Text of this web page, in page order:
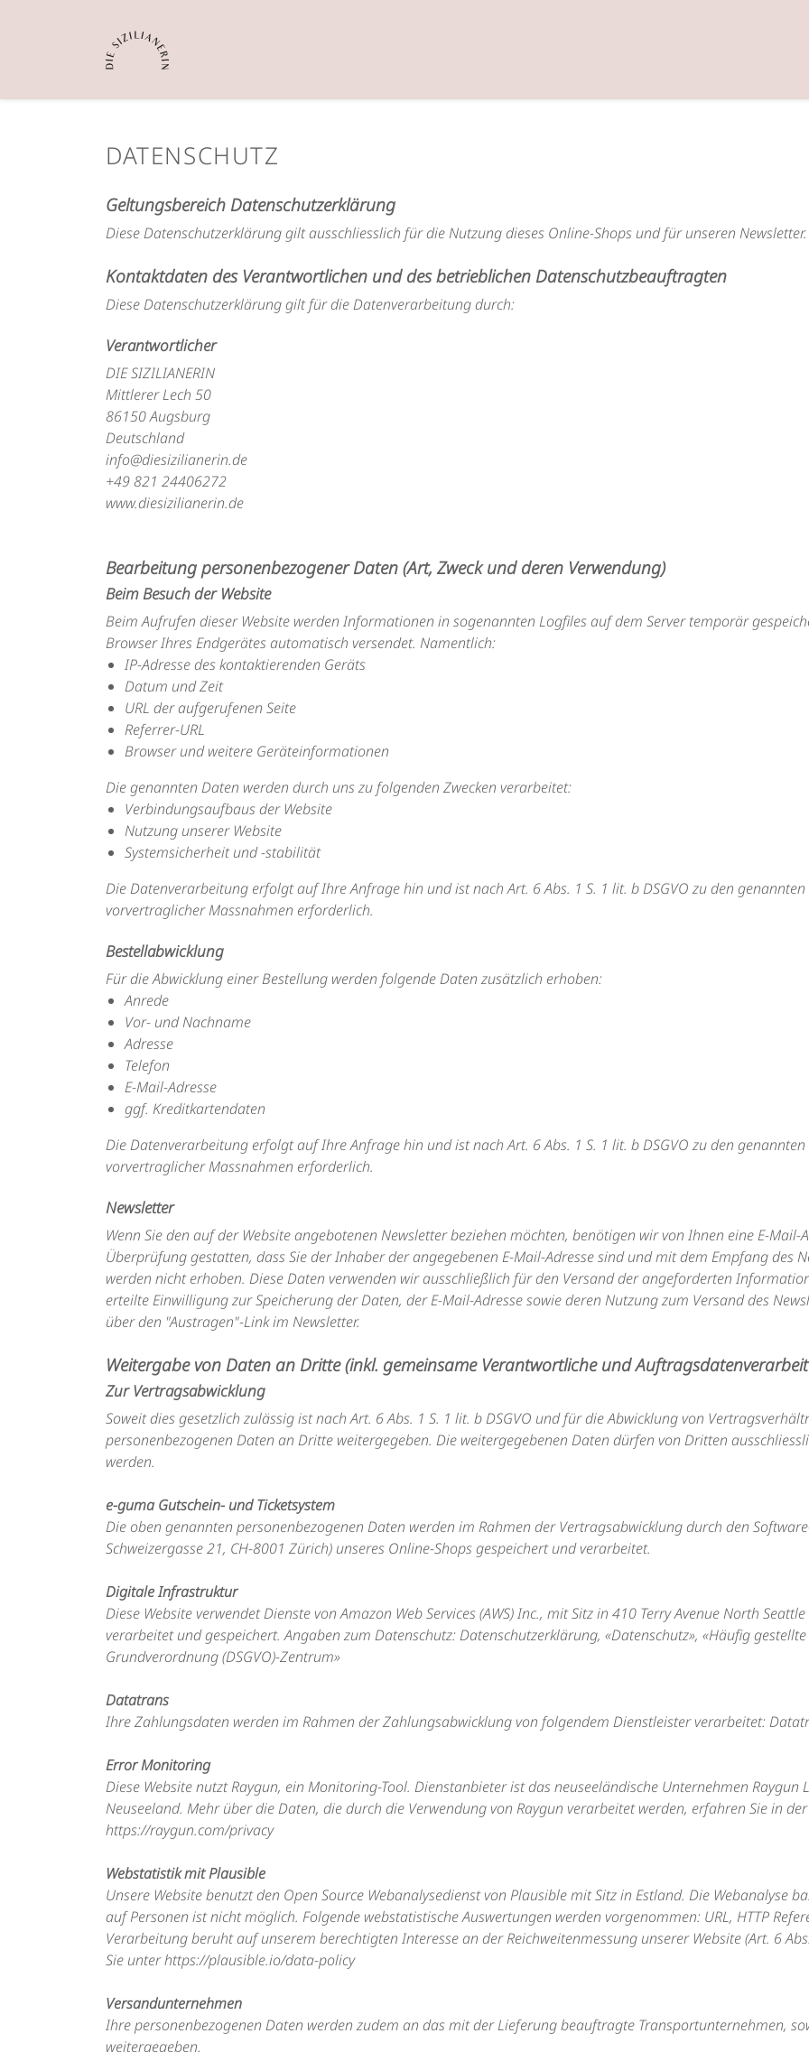
DATENSCHUTZ
Geltungsbereich Datenschutzerklärung
Diese Datenschutzerklärung gilt ausschliesslich für die Nutzung dieses Online-Shops und für unseren Newsletter.
Kontaktdaten des Verantwortlichen und des betrieblichen Datenschutzbeauftragten
Diese Datenschutzerklärung gilt für die Datenverarbeitung durch:
Verantwortlicher
DIE SIZILIANERIN
Mittlerer Lech 50
86150 Augsburg
Deutschland
info@diesizilianerin.de
+49 821 24406272
www.diesizilianerin.de
Bearbeitung personenbezogener Daten (Art, Zweck und deren Verwendung)
Beim Besuch der Website
Beim Aufrufen dieser Website werden Informationen in sogenannten Logfiles auf dem Server temporär
Browser Ihres Endgerätes automatisch versendet. Namentlich:
IP-Adresse des kontaktierenden Geräts
Datum und Zeit
URL der aufgerufenen Seite
Referrer-URL
Browser und weitere Geräteinformationen
Die genannten Daten werden durch uns zu folgenden Zwecken verarbeitet:
Verbindungsaufbaus der Website
Nutzung unserer Website
Systemsicherheit und -stabilität
Die Datenverarbeitung erfolgt auf Ihre Anfrage hin und ist nach Art. 6 Abs. 1 S. 1 lit. b DSGVO zu den
vorvertraglicher Massnahmen erforderlich.
Bestellabwicklung
Für die Abwicklung einer Bestellung werden folgende Daten zusätzlich erhoben:
Anrede
Vor- und Nachname
Adresse
Telefon
E-Mail-Adresse
ggf. Kreditkartendaten
Die Datenverarbeitung erfolgt auf Ihre Anfrage hin und ist nach Art. 6 Abs. 1 S. 1 lit. b DSGVO zu den
vorvertraglicher Massnahmen erforderlich.
Newsletter
Wenn Sie den auf der Website angebotenen Newsletter beziehen möchten, benötigen wir von Ihnen eine E-
Überprüfung gestatten, dass Sie der Inhaber der angegebenen E-Mail-Adresse sind und mit dem Empfang des
werden nicht erhoben. Diese Daten verwenden wir ausschließlich für den Versand der angeforderten
erteilte Einwilligung zur Speicherung der Daten, der E-Mail-Adresse sowie deren Nutzung zum Versand des
über den "Austragen"-Link im Newsletter.
Weitergabe von Daten an Dritte (inkl. gemeinsame Verantwortliche und
Zur Vertragsabwicklung
Soweit dies gesetzlich zulässig ist nach Art. 6 Abs. 1 S. 1 lit. b DSGVO und für die Abwicklung von
personenbezogenen Daten an Dritte weitergegeben. Die weitergegebenen Daten dürfen von Dritten
werden.
e-guma Gutschein- und Ticketsystem
Die oben genannten personenbezogenen Daten werden im Rahmen der Vertragsabwicklung durch den
Schweizergasse 21, CH-8001 Zürich) unseres Online-Shops gespeichert und verarbeitet.
Digitale Infrastruktur
Diese Website verwendet Dienste von Amazon Web Services (AWS) Inc., mit Sitz in 410 Terry Avenue North
verarbeitet und gespeichert. Angaben zum Datenschutz: Datenschutzerklärung, «Datenschutz», «Häufig
Grundverordnung (DSGVO)-Zentrum»
Datatrans
Ihre Zahlungsdaten werden im Rahmen der Zahlungsabwicklung von folgendem Dienstleister verarbeitet:
Error Monitoring
Diese Website nutzt Raygun, ein Monitoring-Tool. Dienstanbieter ist das neuseeländische Unternehmen Raygun
Neuseeland. Mehr über die Daten, die durch die Verwendung von Raygun verarbeitet werden, erfahren Sie in
https://raygun.com/privacy
Webstatistik mit Plausible
Unsere Website benutzt den Open Source Webanalysedienst von Plausible mit Sitz in Estland. Die Webanalyse
auf Personen ist nicht möglich. Folgende webstatistische Auswertungen werden vorgenommen: URL, HTTP
Verarbeitung beruht auf unserem berechtigten Interesse an der Reichweitenmessung unserer Website (Art. 6
Sie unterhttps://plausible.io/data-policy
Versandunternehmen
Ihre personenbezogenen Daten werden zudem an das mit der Lieferung beauftragte Transportunternehmen,
weitergegeben.